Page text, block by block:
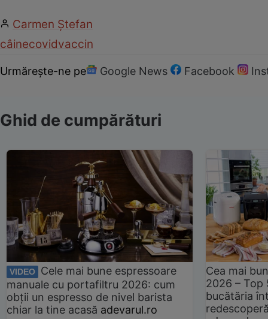
Carmen Ştefan
câinecovidvaccin
Urmărește-ne pe Google News Facebook
Ghid de cumpărături
VIDEO
Cele mai bune espressoare
manuale cu portafiltru 2026: cum
obții un espresso de nivel barista
chiar la tine acasă adevarul.ro
Cea mai
2026 –
bucătăria